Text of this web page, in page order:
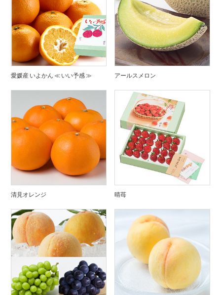
愛媛産 いよかん ≪ いい予感 ≫ アールスメロン
清見オレンジ 晴苺